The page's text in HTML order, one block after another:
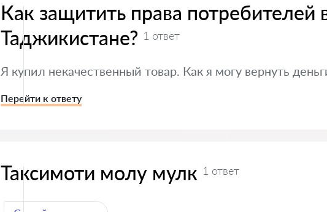
Как защитить права потребителей
Таджикистане? 1 ответ
Я купил некачественный товар. Как я могу вернуть
Перейти к ответу
Таксимоти молу мулк 1 ответ